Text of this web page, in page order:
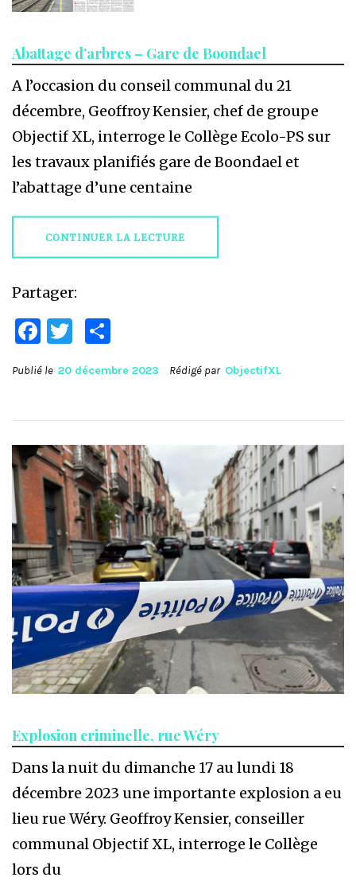
Abattage d’arbres – Gare de Boondael
A l’occasion du conseil communal du 21
décembre, Geoffroy Kensier, chef de groupe
Objectif XL, interroge le Collège Ecolo-PS sur
les travaux planifiés gare de Boondael et
l’abattage d’une centaine
CONTINUER LA LECTURE
Partager:
Facebook
Twitter
Publié le 20 décembre 2023 Rédigé par ObjectifXL
Explosion criminelle, rue Wéry
Dans la nuit du dimanche 17 au lundi 18
décembre 2023 une importante explosion a eu
lieu rue Wéry. Geoffroy Kensier, conseiller
communal Objectif XL, interroge le Collège
lors du